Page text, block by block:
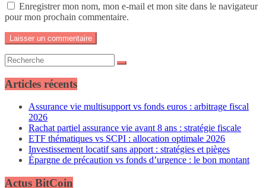
Enregistrer mon nom, mon e-mail et mon site dans le navigateur
pour mon prochain commentaire.
Articles récents
Assurance vie multisupport vs fonds euros : arbitrage fiscal
2026
Rachat partiel assurance vie avant 8 ans : stratégie fiscale
ETF thématiques vs SCPI : allocation optimale 2026
Investissement locatif sans apport : stratégies et pièges
Épargne de précaution vs fonds d’urgence : le bon montant
Actus BitCoin